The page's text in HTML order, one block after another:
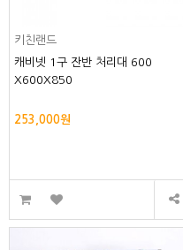
키친랜드
캐비넷 1구 잔반 처리대 600
X600X850
253,000원